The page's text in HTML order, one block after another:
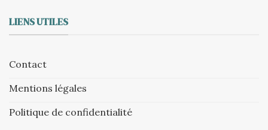
LIENS UTILES
Contact
Mentions légales
Politique de confidentialité